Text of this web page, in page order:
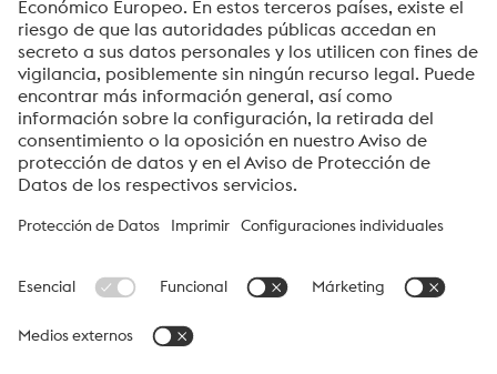
voestalpine High Performance Metals del Perú S.A.
voestalpine High Performance Metals del Perú S.A. es la empresa
de ventas en Perú de la división High Performance Metals. La
división se enfoca en segmentos de productos tecnológicamente
herramientas y otros aceros especiales.
Grupo_voestalpine Navigation